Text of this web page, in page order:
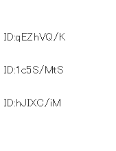
ID:qEZhVQ/K
ID:1c5S/MtS
ID:hJIXC/iM